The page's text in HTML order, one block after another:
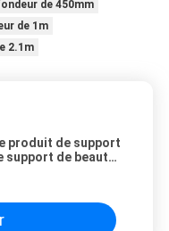
de 450mm
de 1m
2.1m
produit de support
support de beauté